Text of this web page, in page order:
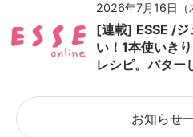
2026年7月16日（
[連載] ESSE /ジ
い！1本使いき
レシピ。バター
お知らせ